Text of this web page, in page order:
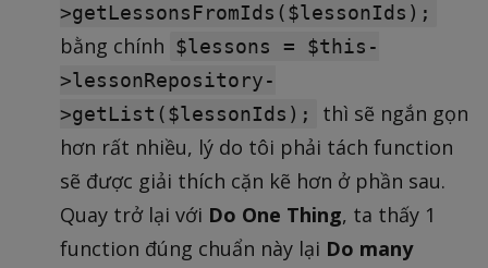
>getLessonsFromIds($lessonIds);
bằng chính $lessons = $this-
>lessonRepository-
>getList($lessonIds);
thì sẽ ngắn gọn
hơn rất nhiều, lý do tôi phải tách function
sẽ được giải thích cặn kẽ hơn ở phần sau.
Quay trở lại với Do One Thing, ta thấy 1
function đúng chuẩn này lại Do many